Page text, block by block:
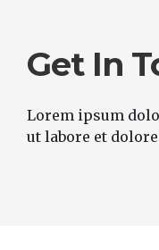
Get In
Lorem ipsum
ut labore et